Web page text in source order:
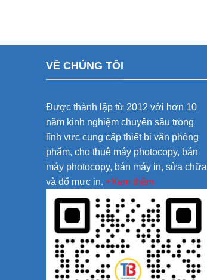
VỀ CHÚNG TÔI
Được thành lập từ 2012 với hơn 10
năm kinh nghiệm chuyên sâu trong
lĩnh vực cung cấp thiết bị văn phòng
phẩm, cho thuê máy photocopy, bán
máy photocopy, bán máy in, sửa chữa
và đổ mực in. +Xem thêm